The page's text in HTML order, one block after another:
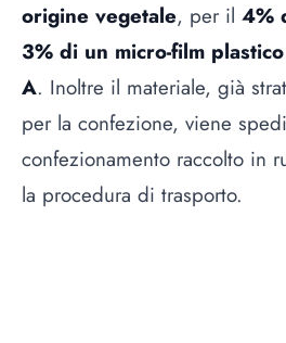
origine vegetale, per il 4%
3% di un micro-film
A. Inoltre il materiale, già
per la confezione, viene
confezionamento raccolto in
la procedura di trasporto.